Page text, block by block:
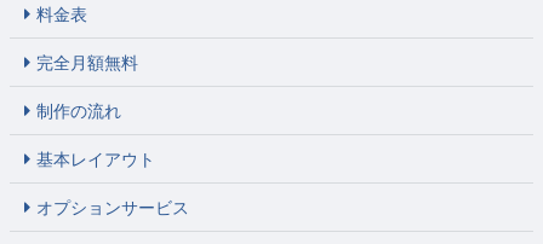
料金表
完全月額無料
制作の流れ
基本レイアウト
オプションサービス